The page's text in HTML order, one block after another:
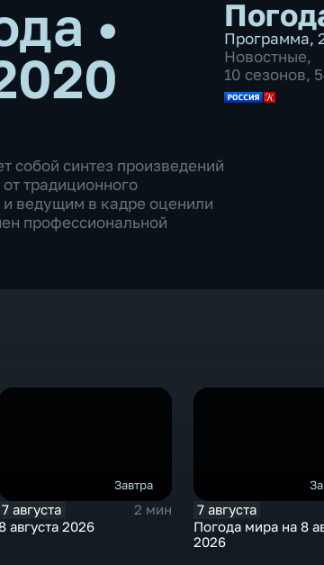
•
собой синтез произведений
традиционного
и ведущим в кадре оценили
профессиональной
Программа,
Новостные,
10 сезонов,
Завтра
7 августа
2 мин
августа 2026
7 августа
Погода мира на 8
2026